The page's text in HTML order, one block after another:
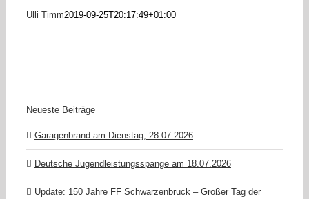
Ulli Timm2019-09-25T20:17:49+01:00
Neueste Beiträge
Garagenbrand am Dienstag, 28.07.2026
Deutsche Jugendleistungsspange am 18.07.2026
Update: 150 Jahre FF Schwarzenbruck – Großer Tag der